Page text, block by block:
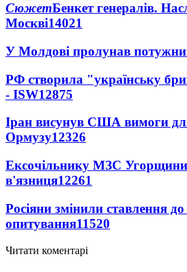
СюжетБенкет генералів.
Москві14021
У Молдові пролунав
РФ створила "українську
- ISW12875
Іран висунув США вимоги
Ормузу12326
Ексочільнику МЗС Угорщини
в'язниця12261
Росіяни змінили ставлення
опитування11520
Читати коментарі